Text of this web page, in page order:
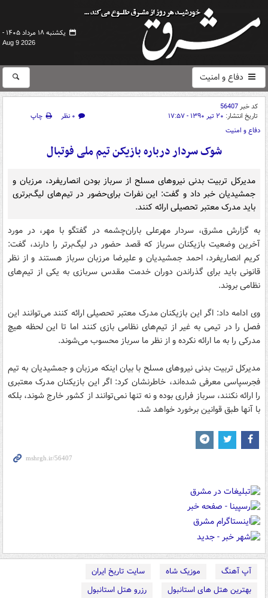
یکشنبه ۱۸ مرداد ۱۴۰۵ -
Aug 9 2026
دفاع و امنیت
کد خبر56407
تاریخ انتشار: ۲۰ تیر ۱۳۹۰ - ۱۷:۵۷ ۰ نظر
چاپ
دفاع و امنیت
شوک سردار درباره بازیکن تیم ملی فوتبال
مدیرکل تربیت بدنی نیروهای مسلح از سرباز بودن انصاریفرد، مرزبان و
جمشیدیان خبر داد و گفت: این نفرات برای‌حضور در تیم‌های لیگ‌برتری
باید مدرک معتبر تحصیلی ارائه کنند.
به گزارش مشرق، سردار مهرعلی باران‌چشمه در گفتگو با مهر، در مورد
آخرین وضعیت بازیکنان سرباز که قصد حضور در لیگ‌برتر را دارند، گفت:
کریم انصاریفرد، احمد جمشیدیان و علیرضا مرزبان سرباز هستند و از نظر
قانونی باید برای گذراندن دوران خدمت مقدس سربازی به یکی از تیم‌های
نظامی بروند.
وی ادامه داد: اگر این بازیکنان مدرک معتبر تحصیلی ارائه کنند می‌توانند این
فصل را در تیمی به غیر از تیم‌‎های نظامی بازی کنند اما تا این لحظه هیچ
مدرکی را به ما ارائه نکرده‌ و از نظر ما سرباز محسوب می‌شوند.
مدیرکل تربیت بدنی نیروهای مسلح با بیان اینکه مرزبان و جمشیدیان به تیم‌
فجرسپاسی معرفی شده‌اند، خاطرنشان کرد: اگر این بازیکنان مدرک معتبری
را ارائه نکنند، سرباز فراری بوده و نه تنها نمی‌توانند از کشور خارج شوند، بلکه
با آنها طبق قوانین برخورد خواهد شد.
آپ آهنگ موزیک شاه
سایت تاریخ ایران
بهترین هتل های استانبول
رزرو هتل استانبول